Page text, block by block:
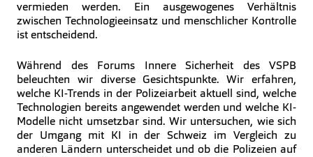
vermieden werden. Ein ausgewogenes Verhältnis
zwischen Technologieeinsatz und menschlicher Kontrolle
ist entscheidend.
Während des Forums Innere Sicherheit des VSPB
beleuchten wir diverse Gesichtspunkte. Wir erfahren,
welche KI-Trends in der Polizeiarbeit aktuell sind, welche
Technologien bereits angewendet werden und welche KI-
Modelle nicht umsetzbar sind. Wir untersuchen, wie sich
der Umgang mit KI in der Schweiz im Vergleich zu
anderen Ländern unterscheidet und ob die Polizeien auf